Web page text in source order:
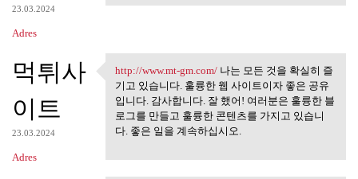
23.03.2024
Adres
먹튀사
이트
23.03.2024
Adres
http://www.mt-gm.com/ 나는 모든
http://www.mt-gm.com/나는 모든 것을 확실히 즐
기고 있습니다. 훌륭한 웹 사이트이자 좋은 공유
입니다. 감사합니다. 잘 했어! 여러분은 훌륭한 블
로그를 만들고 훌륭한 콘텐츠를 가지고 있습니
다. 좋은 일을 계속하십시오.